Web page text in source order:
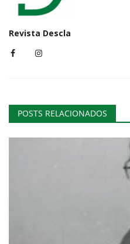
Revista Descla
POSTS RELACIONADOS